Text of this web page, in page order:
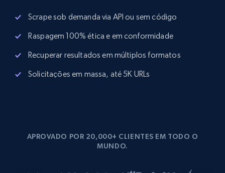
Scrape sob demanda via API ou sem código
Raspagem 100% ética e em conformidade
Recuperar resultados em múltiplos formatos
Solicitações em massa, até 5K URLs
APROVADO POR 20,000+ CLIENTES EM TODO O
MUNDO.